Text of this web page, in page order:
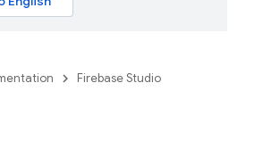
Firebase Studio